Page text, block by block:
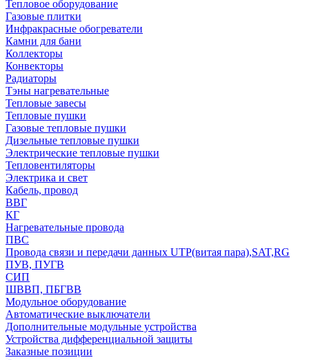
Тепловое оборудование
Газовые плитки
Инфракрасные обогреватели
Камни для бани
Коллекторы
Конвекторы
Радиаторы
Тэны нагревательные
Тепловые завесы
Тепловые пушки
Газовые тепловые пушки
Дизельные тепловые пушки
Электрические тепловые пушки
Тепловентиляторы
Электрика и свет
Кабель, провод
ВВГ
КГ
Нагревательные провода
ПВС
Провода связи и передачи данных UTP(витая пара),SAT,RG
ПУВ, ПУГВ
СИП
ШВВП, ПБГВВ
Модульное оборудование
Автоматические выключатели
Дополнительные модульные устройства
Устройства дифференциальной защиты
Заказные позиции